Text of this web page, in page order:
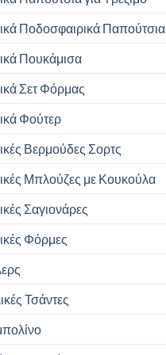
Ποδοσφαιρικά Παπούτσια
Πουκάμισα
Σετ Φόρμας
Φούτερ
Βερμούδες Σορτς
Μπλούζες με Κουκούλα
Σαγιονάρες
Φόρμες
Τσάντες